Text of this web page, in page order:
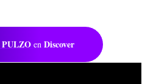
PULZO en Discover